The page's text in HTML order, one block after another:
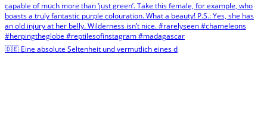
🇩🇪 Eine absolute Seltenheit und vermutlich eines d